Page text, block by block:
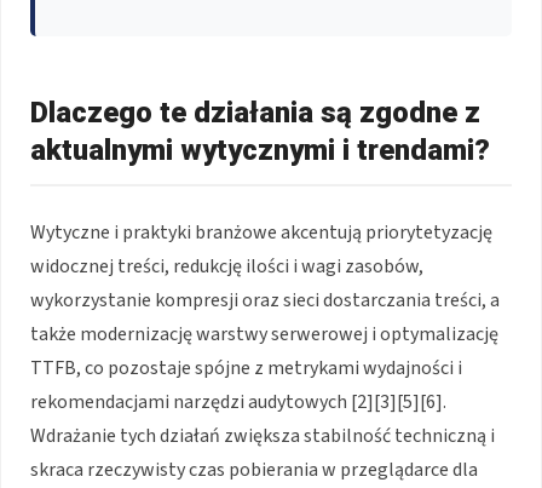
Dlaczego te działania są zgodne z
aktualnymi wytycznymi i trendami?
Wytyczne i praktyki branżowe akcentują priorytetyzację
widocznej treści, redukcję ilości i wagi zasobów,
wykorzystanie kompresji oraz sieci dostarczania treści, a
także modernizację warstwy serwerowej i optymalizację
TTFB, co pozostaje spójne z metrykami wydajności i
rekomendacjami narzędzi audytowych [2][3][5][6].
Wdrażanie tych działań zwiększa stabilność techniczną i
skraca rzeczywisty czas pobierania w przeglądarce dla